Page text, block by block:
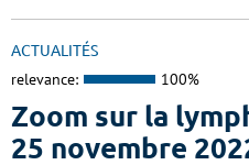
ACTUALITÉS
relevance: 100%
Zoom sur la
25 novembre